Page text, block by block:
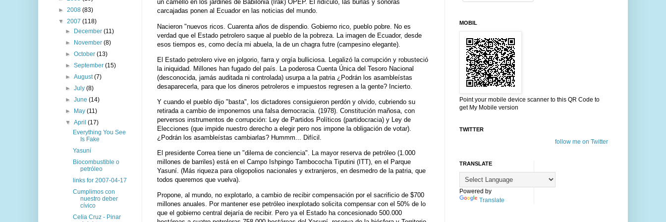
un camello en los jardines de Babilonia (Irak) OPEP. El ridículo, las burlas y sonoras
carcajadas ponen al Ecuador en las noticias del mundo.
Nacieron "nuevos ricos. Cuarenta años de dispendio. Gobierno rico, pueblo pobre. No es
verdad que el Estado petrolero saque al pueblo de la pobreza. La imagen de Ecuador, desde
esos tiempos es, como decía mi abuela, la de un chagra futre (campesino elegante).
El Estado petrolero vive en jolgorio, farra y orgía bulliciosa. Legalizó la corrupción y robusteció
la iniquidad. Millones han fugado del país. La poderosa Cuenta Única del Tesoro Nacional
(desconocida, jamás auditada ni controlada) usurpa a la patria ¿Podrán los asambleístas
desaparecerla, para que los dineros petroleros e impuestos regresen a la gente? Incierto.
Y cuando el pueblo dijo "basta", los dictadores consiguieron perdón y olvido, cubriendo su
retirada a cambio de imponernos una falsa democracia. (1978). Constitución mañosa, con
perversos instrumentos de corrupción: Ley de Partidos Políticos (partidocracia) y Ley de
Elecciones (que impide nuestro derecho a elegir pero nos impone la obligación de votar).
¿Podrán los asambleístas cambiarlas? Hummm... Difícil.
El presidente Correa tiene un "dilema de conciencia". La mayor reserva de petróleo (1.000
millones de barriles) está en el Campo Ishpingo Tambococha Tiputini (ITT), en el Parque
Yasuní. (Más riqueza para oligopolios nacionales y extranjeros, en desmedro de la patria, que
todos queremos que vuelva).
Propone, al mundo, no explotarlo, a cambio de recibir compensación por el sacrificio de $700
millones anuales. Por mantener ese petróleo inexplotado solicita compensar con el 50% de lo
que el gobierno central dejaría de recibir. Pero ya el Estado ha concesionado 500.000
► 2008 (83)
▼ 2007 (118)
►
December(11)
►
November(8)
►October(13)
►September(15)
►August(7)
►July(8)
►June(14)
►
May(11)
▼April(17)
Everything You See
Is Fake
Yasuní
Biocombustible o
petróleo
links for 2007-04-17
Cumplimos con
nuestro deber
cívico
Celia Cruz - Pinar
MOBIL
Point your mobile device scanner to this QR Code to
get My Mobile version
TWITTER
follow me on Twitter
TRANSLATE
Powered by
Translate